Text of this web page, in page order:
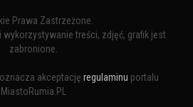
Prawa Zastrzeżone.
treści, zdjęć, grafik jest
zabronione.
akceptację regulaminu portalu
MiastoRumia.PL